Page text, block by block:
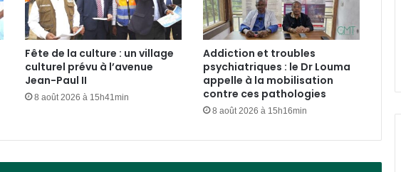
Numérique : le Gabon a importé
pour 3 milliards de FCFA de
smartphones chinois en un mois
Gabon-Chine : un excédent
commercial record de 738 milliards
FCFA au 1er semestre 2026
Traite des êtres humains : le Gabon
Fête de la culture : un village
culturel prévu à l’avenue
Jean-Paul II
8 août 2026 à 15h41min
Addiction et troubles
psychiatriques : le Dr Louma
appelle à la mobilisation
contre ces pathologies
8 août 2026 à 15h16min